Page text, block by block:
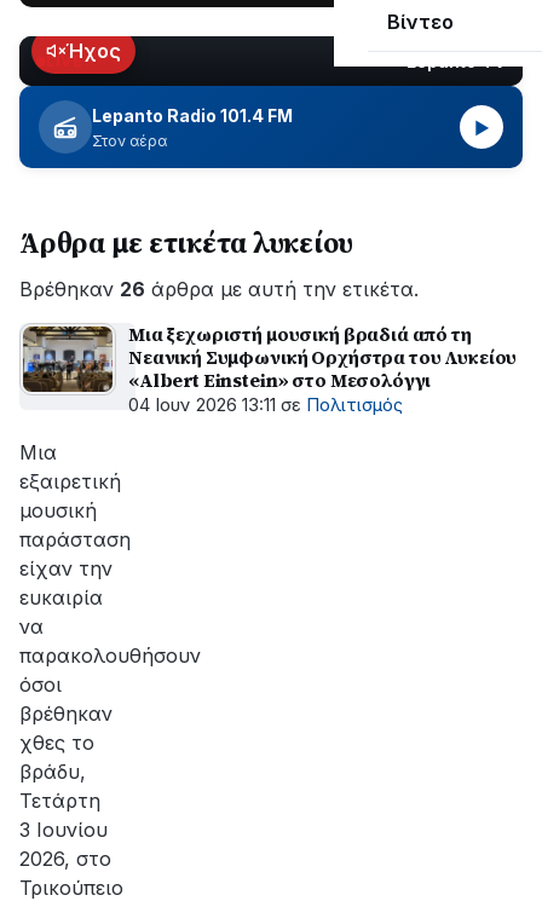
Βίντεο
Ναυπάκτου
εδώ
και
περίπου
δύο
ώρες
εξέλιξη
οι
εργασίες
ΔΕΔΔΗΕ
για
την
της
βλάβης
LIVEΉχος
Lepanto Radio 101.4 FM
Στον αέρα
▶
Άρθρα με ετικέτα λυκείου
Βρέθηκαν 26 άρθρα με αυτή την ετικέτα.
Μια ξεχωριστή μουσική βραδιά από τη
Νεανική Συμφωνική Ορχήστρα του Λυκείου
«Albert Einstein» στο Μεσολόγγι
04 Ιουν 2026 13:11 σε Πολιτισμός
Μια
εξαιρετική
μουσική
παράσταση
είχαν την
ευκαιρία
να
παρακολουθήσουν
όσοι
βρέθηκαν
χθες το
βράδυ,
Τετάρτη
3 Ιουνίου
2026, στο
Τρικούπειο